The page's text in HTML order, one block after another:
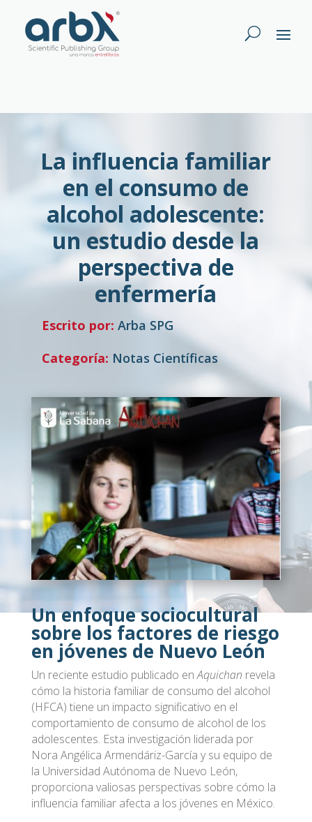
La influencia familiar
en el consumo de
alcohol adolescente:
un estudio desde la
perspectiva de
enfermería
Escrito por: Arba SPG
Categoría: Notas Científicas
Un enfoque sociocultural
sobre los factores de riesgo
en jóvenes de Nuevo León
Un reciente estudio publicado enAquichan revela
cómo la historia familiar de consumo del alcohol
(HFCA) tiene un impacto significativo en el
comportamiento de consumo de alcohol de los
adolescentes. Esta investigación liderada por
Nora Angélica Armendáriz-García y su equipo de
la Universidad Autónoma de Nuevo León,
proporciona valiosas perspectivas sobre cómo la
influencia familiar afecta a los jóvenes en México.